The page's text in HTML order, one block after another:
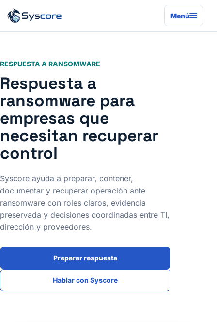
Menú
RESPUESTA A RANSOMWARE
Respuesta a
ransomware para
empresas que
necesitan recuperar
control
Syscore ayuda a preparar, contener,
documentar y recuperar operación ante
ransomware con roles claros, evidencia
preservada y decisiones coordinadas entre TI,
dirección y proveedores.
Preparar respuesta
Hablar con Syscore